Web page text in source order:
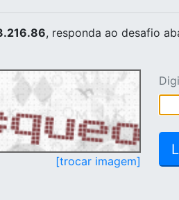
, responda ao desafio
[trocar imagem]